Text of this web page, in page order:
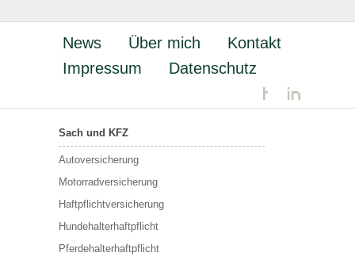
News Über mich
Kontakt
Impressum
Datenschutz
Sach und KFZ
Autoversicherung
Motorradversicherung
Haftpflichtversicherung
Hundehalterhaftpflicht
Pferdehalterhaftpflicht